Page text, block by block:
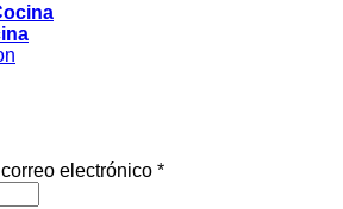
electrónico *